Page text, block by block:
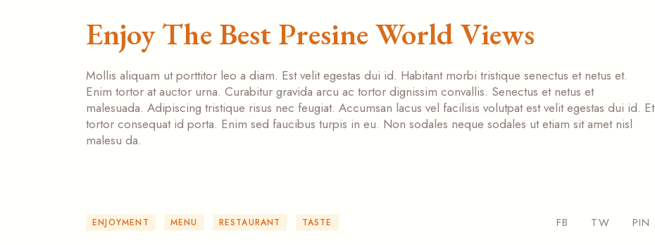
Enjoy The Best Presine World Views
Mollis aliquam ut porttitor leo a diam. Est velit egestas dui id. Habitant morbi tristique senectus et netus et.
Enim tortor at auctor urna. Curabitur gravida arcu ac tortor dignissim convallis. Senectus et netus et
malesuada. Adipiscing tristique risus nec feugiat. Accumsan lacus vel facilisis volutpat est velit egestas dui id. Et
tortor consequat id porta. Enim sed faucibus turpis in eu. Non sodales neque sodales ut etiam sit amet nisl
malesu da.
ENJOYMENT MENU RESTAURANT TASTE FB TW PIN